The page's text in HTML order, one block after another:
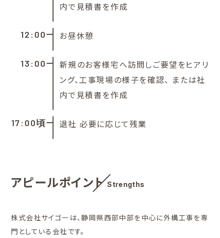
内で見積書を作成
12:00 お昼休憩
13:00
新規のお客様宅へ訪問しご要望をヒアリ
ング、工事現場の様子を確認、 または社
内で見積書を作成
17:00頃 退社 必要に応じて残業
アピールポイント Strengths
株式会社サイゴーは、静岡県西部中部を中心に外構工事を専
門としている会社です。